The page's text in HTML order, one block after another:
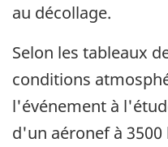
au décollage.
Selon les tableaux
conditions
l'événement à
d'un aéronef à